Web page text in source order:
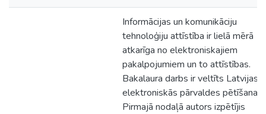
Informācijas un komunikāciju
tehnoloģiju attīstība ir lielā mērā
atkarīga no elektroniskajiem
pakalpojumiem un to attīstības.
Bakalaura darbs ir veltīts Latvijas
elektroniskās pārvaldes pētīšanai.
Pirmajā nodaļā autors izpētījis